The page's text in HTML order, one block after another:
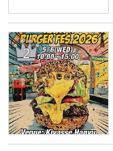
2